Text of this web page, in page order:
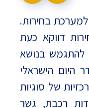
בחירות.
דווקא כעת
להתגמש בנושא
היום הישראלי
של סוגיות
רכבת, גשר